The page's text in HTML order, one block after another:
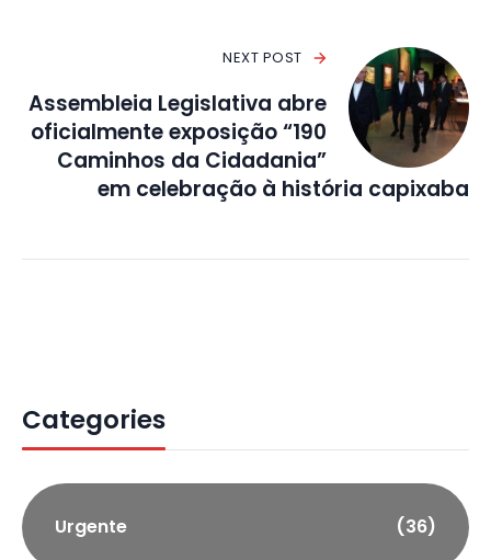
NEXT POST
Assembleia Legislativa abre
oficialmente exposição “190
Caminhos da Cidadania”
em celebração à história capixaba
Categories
Urgente (36)